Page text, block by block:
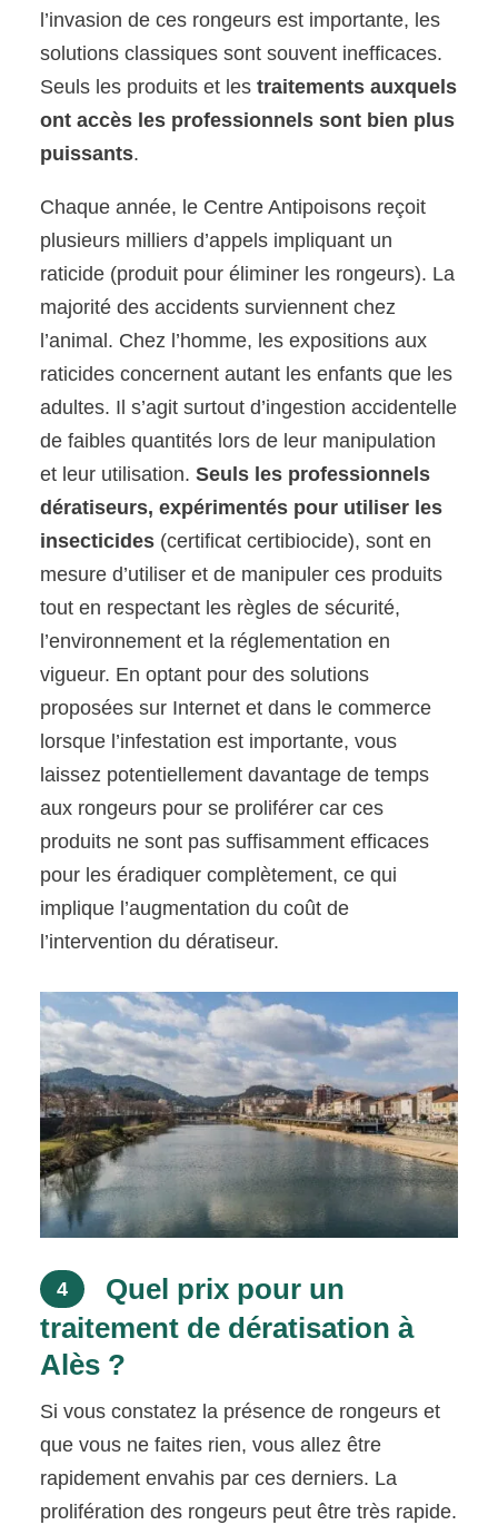
l’invasion de ces rongeurs est importante, les
solutions classiques sont souvent inefficaces.
Seuls les produits et lestraitements auxquels
ont accès les professionnels sont bien plus
puissants.
Chaque année, le Centre Antipoisons reçoit
plusieurs milliers d’appels impliquant un
raticide (produit pour éliminer les rongeurs). La
majorité des accidents surviennent chez
l’animal. Chez l’homme, les expositions aux
raticides concernent autant les enfants que les
adultes. Il s’agit surtout d’ingestion accidentelle
de faibles quantités lors de leur manipulation
et leur utilisation.Seuls les professionnels
dératiseurs, expérimentés pour utiliser les
insecticides (certificat certibiocide), sont en
mesure d’utiliser et de manipuler ces produits
tout en respectant les règles de sécurité,
l’environnement et la réglementation en
vigueur. En optant pour des solutions
proposées sur Internet et dans le commerce
lorsque l’infestation est importante, vous
laissez potentiellement davantage de temps
aux rongeurs pour se proliférer car ces
produits ne sont pas suffisamment efficaces
pour les éradiquer complètement, ce qui
implique l’augmentation du coût de
l’intervention du dératiseur.
4
Quel prix pour un
traitement de dératisation à
Alès ?
Si vous constatez la présence de rongeurs et
que vous ne faites rien, vous allez être
rapidement envahis par ces derniers. La
prolifération des rongeurs peut être très rapide.